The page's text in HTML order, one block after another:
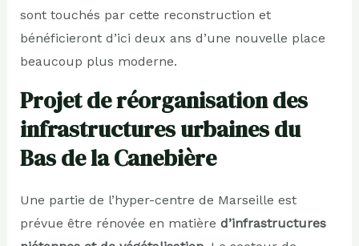
sont touchés par cette reconstruction et
bénéficieront d’ici deux ans d’une nouvelle place
beaucoup plus moderne.
Projet de réorganisation des
infrastructures urbaines du
Bas de la Canebière
Une partie de l’hyper-centre de Marseille est
prévue être rénovée en matière d’infrastructures